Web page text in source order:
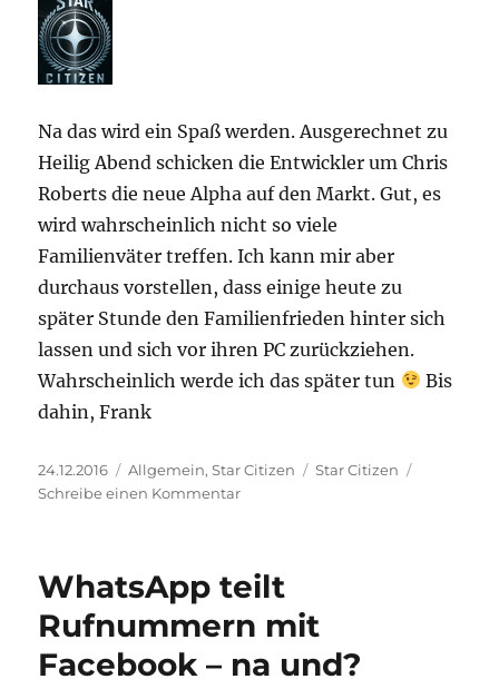
Na das wird ein Spaß werden. Ausgerechnet zu
Heilig Abend schicken die Entwickler um Chris
Roberts die neue Alpha auf den Markt. Gut, es
wird wahrscheinlich nicht so viele
Familienväter treffen. Ich kann mir aber
durchaus vorstellen, dass einige heute zu
später Stunde den Familienfrieden hinter sich
lassen und sich vor ihren PC zurückziehen.
Wahrscheinlich werde ich das später tun
Bis
dahin, Frank
Veröffentlicht
am
24.12.2016 Kategorien
Allgemein,Star Citizen Schlagwörter
Star Citizen
Schreibe einen Kommentarzu
Alpha
Release
an
Heilig
WhatsApp teilt
Rufnummern mit
Facebook – na und?